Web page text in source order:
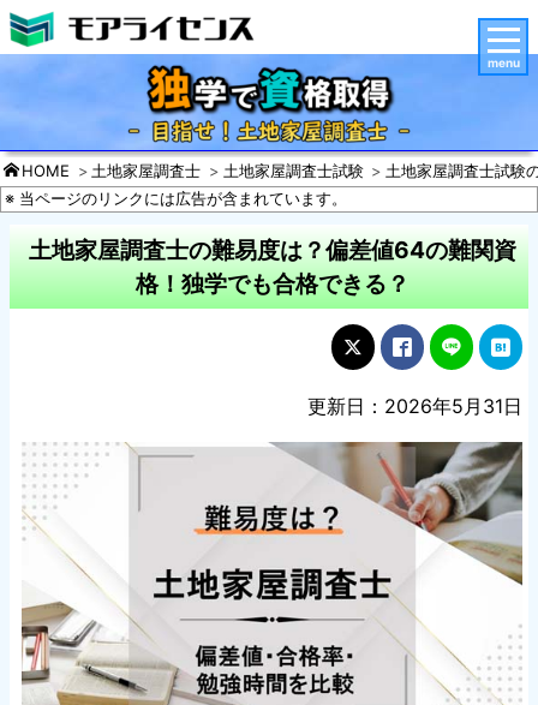
HOME 土地家屋調査士 土地家屋調査士試験
土地家屋調査士試験
※ 当ページのリンクには広告が含まれています。
土地家屋調査士の難易度は？偏差値64の難関資
格！独学でも合格できる？
更新日：2026年5月31日
menu